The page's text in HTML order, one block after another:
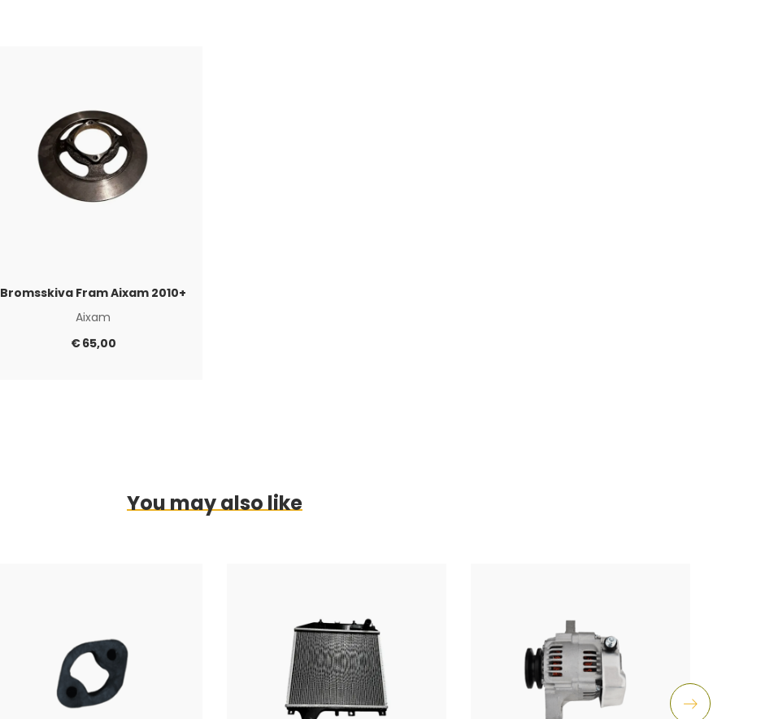
Bromsskiva Fram Aixam 2010+
Aixam
€65,00
You may also like